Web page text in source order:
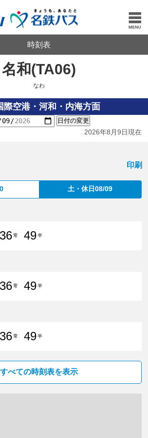
時刻表
名和(TA06)
なわ
際空港・河和・内海方面
日付の変更
2026年8月9日現在
印刷
土・休日08/09
36常
49半
36常
49半
36常
49半
すべての時刻表を表示